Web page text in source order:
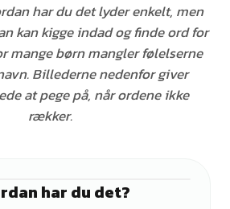
har du det lyder enkelt, men
kan kigge indad og finde ord for
mange børn mangler følelserne
Billederne nedenfor giver
at pege på, når ordene ikke
rækker.
har du det?